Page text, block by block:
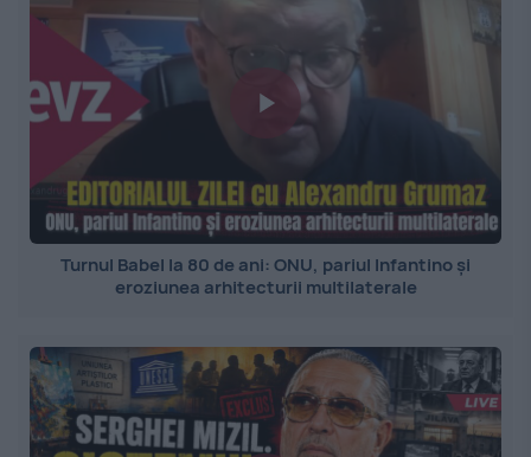
Turnul Babel la 80 de ani: ONU, pariul Infantino și
eroziunea arhitecturii multilaterale